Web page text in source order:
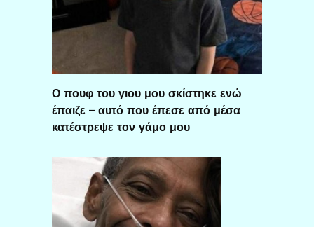
Ο πουφ του γιου μου σκίστηκε ενώ
έπαιζε – αυτό που έπεσε από μέσα
κατέστρεψε τον γάμο μου